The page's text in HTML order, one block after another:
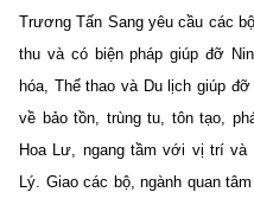
Trương Tấn Sang yêu cầu các
thu và có biện pháp giúp đỡ
hóa, Thể thao và Du lịch giúp
về bảo tồn, trùng tu, tôn tạo,
Hoa Lư, ngang tầm với vị trí và
Lý. Giao các bộ, ngành quan